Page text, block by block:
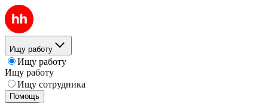
Ищу работу
Ищу работу
Ищу работу
Ищу сотрудника
Помощь